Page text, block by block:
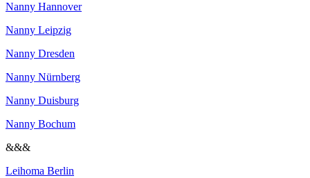
Nanny Hannover
Nanny Leipzig
Nanny Dresden
Nanny Nürnberg
Nanny Duisburg
Nanny Bochum
&&&
Leihoma Berlin